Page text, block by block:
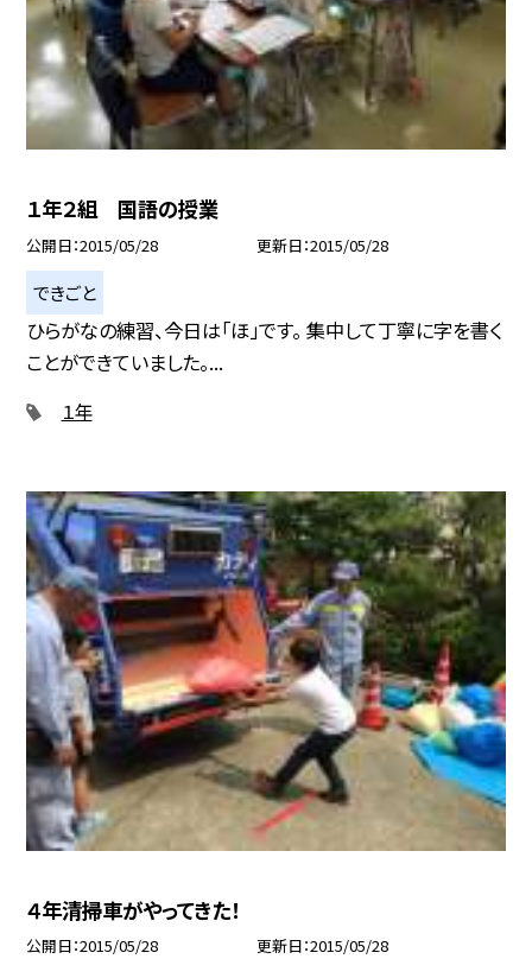
１年２組 国語の授業
公開日 2015/05/28 更新日 2015/05/28
できごと
ひらがなの練習、今日は「ほ」です。 集中して丁寧に字を書く
ことができていました。...
１年
４年清掃車がやってきた！
公開日 2015/05/28 更新日 2015/05/28